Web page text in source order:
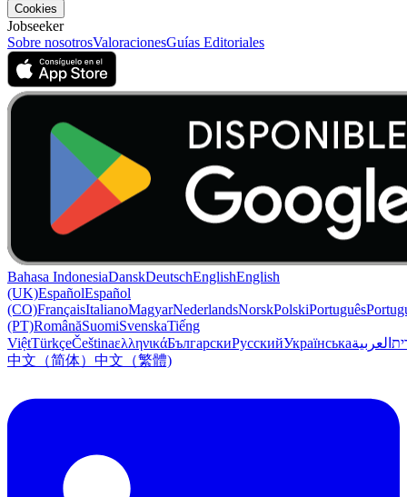
Cookies
Jobseeker
Sobre nosotrosValoracionesGuías Editoriales
Bahasa IndonesiaDanskDeutschEnglishEnglish
(UK)EspañolEspañol
(CO)FrançaisItalianoMagyarNederlandsNorskPolskiPortuguês
(PT)RomânăSuomiSvenskaTiếng
ViệtTürkçeČeštinaελληνικάБългарскиРусскийУкраїнськаالعربية
中文（简体） 中文（繁體)